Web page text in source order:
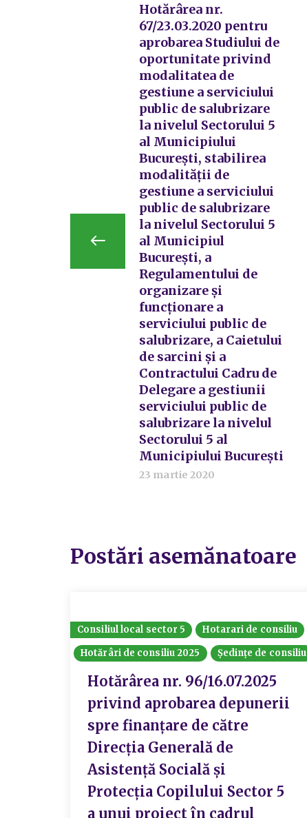
Hotărârea nr.
67/23.03.2020 pentru
aprobarea Studiului de
oportunitate privind
modalitatea de
gestiune a serviciului
public de salubrizare
la nivelul Sectorului 5
al Municipiului
București, stabilirea
modalității de
gestiune a serviciului
public de salubrizare
la nivelul Sectorului 5
al Municipiul
București, a
Regulamentului de
organizare și
funcționare a
serviciului public de
salubrizare, a Caietului
de sarcini și a
Contractului Cadru de
Delegare a gestiunii
serviciului public de
salubrizare la nivelul
Sectorului 5 al
Municipiului București
23 martie 2020
Postări asemănatoare
Consiliul local sector 5
Hotarari de consiliu
Hotărâri de consiliu 2025
Ședințe de consiliu
Hotărârea nr. 96/16.07.2025
privind aprobarea depunerii
spre finanțare de către
Direcția Generală de
Asistență Socială și
Protecția Copilului Sector 5
a unui proiect în cadrul